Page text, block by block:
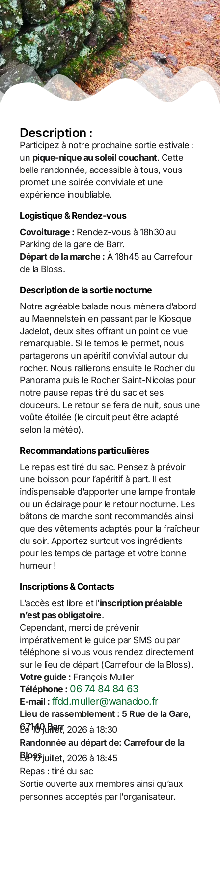
Description :
Participez à notre prochaine sortie estivale :
un pique-nique au soleil couchant. Cette
belle randonnée, accessible à tous, vous
promet une soirée conviviale et une
expérience inoubliable.
Logistique & Rendez-vous
Covoiturage : Rendez-vous à 18h30 au
Parking de la gare de Barr.
Départ de la marche : À 18h45 au Carrefour
de la Bloss.
Description de la sortie nocturne
Notre agréable balade nous mènera d’abord
au Maennelstein en passant par le Kiosque
Jadelot, deux sites offrant un point de vue
remarquable. Si le temps le permet, nous
partagerons un apéritif convivial autour du
rocher. Nous rallierons ensuite le Rocher du
Panorama puis le Rocher Saint-Nicolas pour
notre pause repas tiré du sac et ses
douceurs. Le retour se fera de nuit, sous une
voûte étoilée (le circuit peut être adapté
selon la météo).
Recommandations particulières
Le repas est tiré du sac. Pensez à prévoir
une boisson pour l’apéritif à part. Il est
indispensable d’apporter une lampe frontale
ou un éclairage pour le retour nocturne. Les
bâtons de marche sont recommandés ainsi
que des vêtements adaptés pour la fraîcheur
du soir. Apportez surtout vos ingrédients
pour les temps de partage et votre bonne
humeur !
Inscriptions & Contacts
L’accès est libre et l’inscription préalable
n’est pas obligatoire.
Cependant, merci de prévenir
impérativement le guide par SMS ou par
téléphone si vous vous rendez directement
sur le lieu de départ (Carrefour de la Bloss).
Votre guide : François Muller
Téléphone : 06 74 84 84 63
E-mail : ffdd.muller@wanadoo.fr
Lieu de rassemblement : 5 Rue de la Gare,
67140 Barr
Le 10 juillet, 2026 à 18:30
Randonnée au départ de: Carrefour de la
Bloss
Le 10 juillet, 2026 à 18:45
Repas : tiré du sac
Sortie ouverte aux membres ainsi qu’aux
personnes acceptés par l’organisateur.